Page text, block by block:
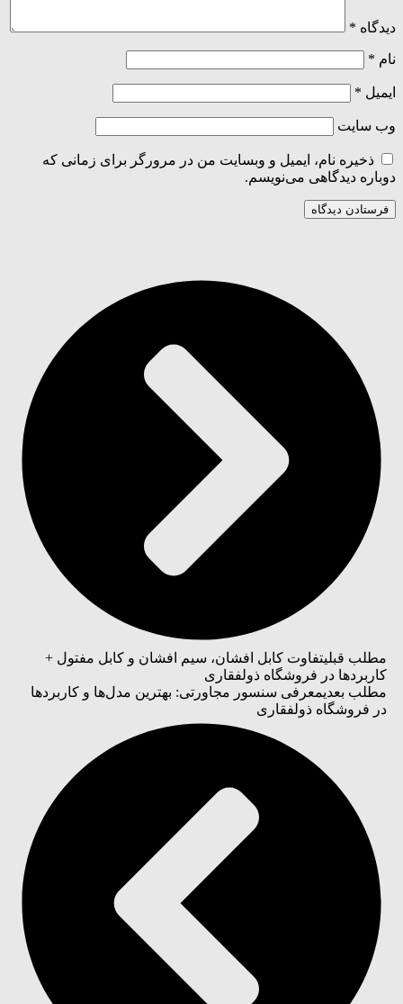
دیدگاه *
نام *
ایمیل *
وب‌ سایت
ذخیره نام، ایمیل و وبسایت من در مرورگر برای زمانی که
دوباره دیدگاهی می‌نویسم.
مطلب قبلیتفاوت کابل افشان، سیم افشان و کابل مفتول +
کاربردها در فروشگاه ذولفقاری
مطلب بعدیمعرفی سنسور مجاورتی: بهترین مدل‌ها و کاربردها
در فروشگاه ذولفقاری